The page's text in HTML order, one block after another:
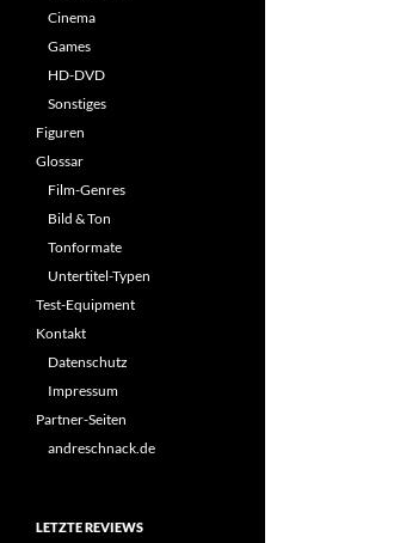
Cinema
Games
HD-DVD
Sonstiges
Figuren
Glossar
Film-Genres
Bild & Ton
Tonformate
Untertitel-Typen
Test-Equipment
Kontakt
Datenschutz
Impressum
Partner-Seiten
andreschnack.de
LETZTE REVIEWS